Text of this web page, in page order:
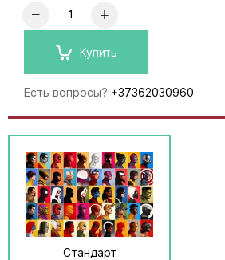
Купить
Есть вопросы? +37362030960
Стандарт